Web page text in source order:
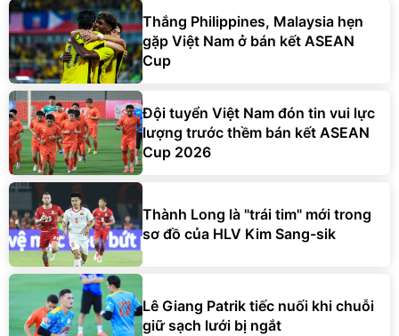
Thắng Philippines, Malaysia hẹn
gặp Việt Nam ở bán kết ASEAN
Cup
Đội tuyển Việt Nam đón tin vui lực
lượng trước thềm bán kết ASEAN
Cup 2026
Thành Long là "trái tim" mới trong
sơ đồ của HLV Kim Sang-sik
Lê Giang Patrik tiếc nuối khi chuỗi
giữ sạch lưới bị ngắt